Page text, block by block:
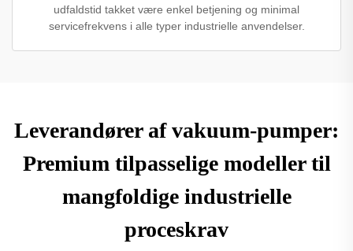
udfaldstid takket være enkel betjening og minimal
servicefrekvens i alle typer industrielle anvendelser.
Leverandører af vakuum-pumper:
Premium tilpasselige modeller til
mangfoldige industrielle
proceskrav